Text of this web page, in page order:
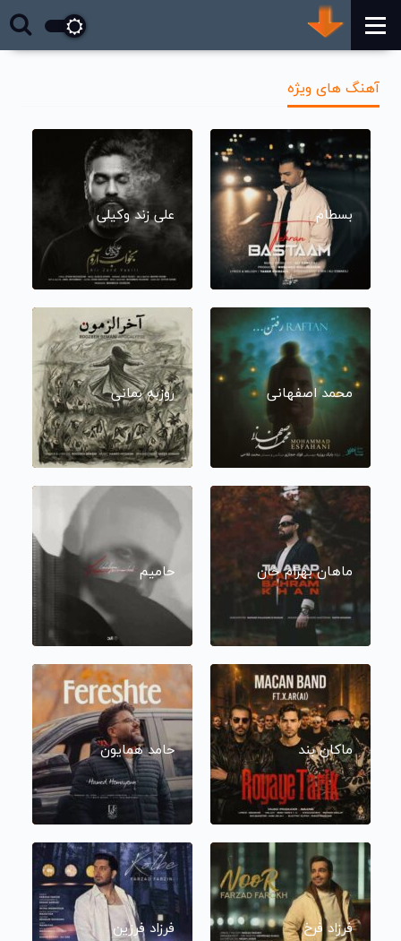
آهنگ های ویژه
بسطام علی زند وکیلی
محمد اصفهانی روزبه بمانی
ماهان بهرام خان حامیم
ماکان بند حامد همایون
فرزاد فرخ فرزاد فرزین